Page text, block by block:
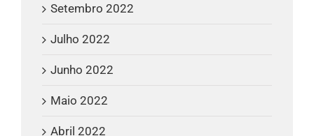
Setembro 2022
Julho 2022
Junho 2022
Maio 2022
Abril 2022